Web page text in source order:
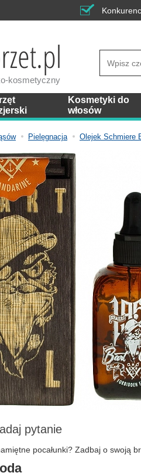
kosmetyczny
Kosmetyki do
włosów
Pielęgnacja Olejek Schmiere
pytanie
pocałunki? Zadbaj o swoją